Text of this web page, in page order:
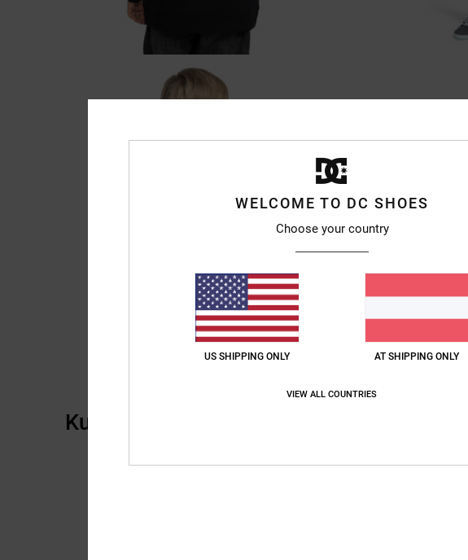
Kundenbewertungen
WELCOME TO DC SHOES
Choose your country
US SHIPPING ONLY AT SHIPPING ONLY
VIEW ALL COUNTRIES